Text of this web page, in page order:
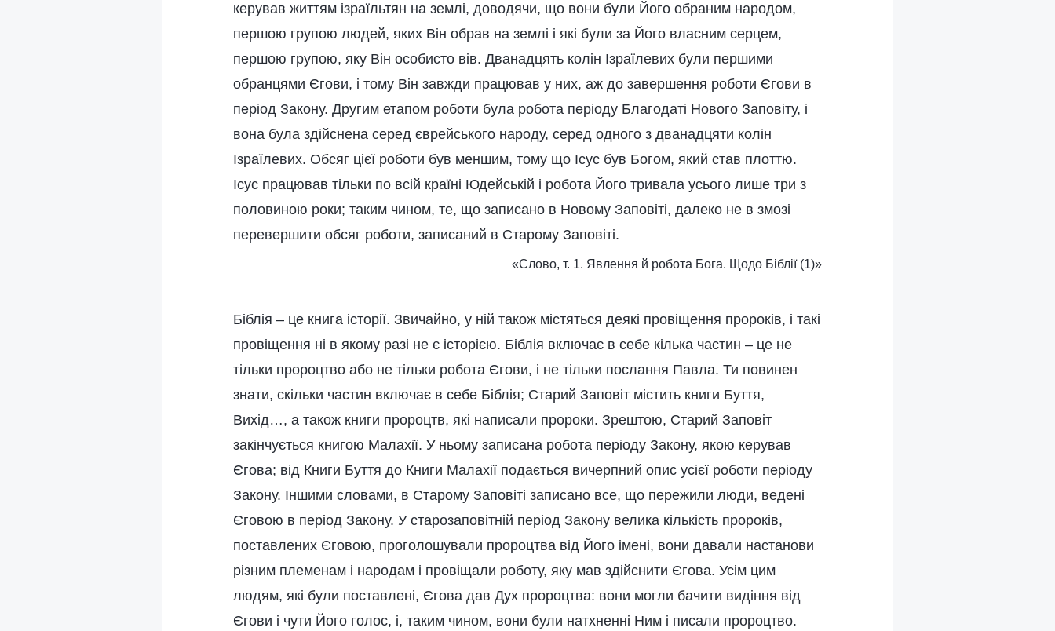
керував життям ізраїльтян на землі, доводячи, що вони були Його обраним народом,
першою групою людей, яких Він обрав на землі і які були за Його власним серцем,
першою групою, яку Він особисто вів. Дванадцять колін Ізраїлевих були першими
обранцями Єгови, і тому Він завжди працював у них, аж до завершення роботи Єгови в
період Закону. Другим етапом роботи була робота періоду Благодаті Нового Заповіту, і
вона була здійснена серед єврейського народу, серед одного з дванадцяти колін
Ізраїлевих. Обсяг цієї роботи був меншим, тому що Ісус був Богом, який став плоттю.
Ісус працював тільки по всій країні Юдейській і робота Його тривала усього лише три з
половиною роки; таким чином, те, що записано в Новому Заповіті, далеко не в змозі
перевершити обсяг роботи, записаний в Старому Заповіті.
«Слово, т. 1. Явлення й робота Бога. Щодо Біблії (1)»
Біблія – це книга історії. Звичайно, у ній також містяться деякі провіщення пророків, і такі
провіщення ні в якому разі не є історією. Біблія включає в себе кілька частин – це не
тільки пророцтво або не тільки робота Єгови, і не тільки послання Павла. Ти повинен
знати, скільки частин включає в себе Біблія; Старий Заповіт містить книги Буття,
Вихід…, а також книги пророцтв, які написали пророки. Зрештою, Старий Заповіт
закінчується книгою Малахії. У ньому записана робота періоду Закону, якою керував
Єгова; від Книги Буття до Книги Малахії подається вичерпний опис усієї роботи періоду
Закону. Іншими словами, в Старому Заповіті записано все, що пережили люди, ведені
Єговою в період Закону. У старозаповітній період Закону велика кількість пророків,
поставлених Єговою, проголошували пророцтва від Його імені, вони давали настанови
різним племенам і народам і провіщали роботу, яку мав здійснити Єгова. Усім цим
людям, які були поставлені, Єгова дав Дух пророцтва: вони могли бачити видіння від
Єгови і чути Його голос, і, таким чином, вони були натхненні Ним і писали пророцтво.